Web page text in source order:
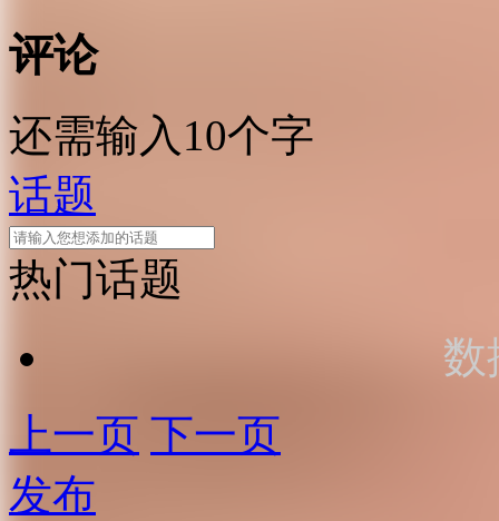
评论
还需输入10个字
话题
热门话题
数
上一页 下一页
发布